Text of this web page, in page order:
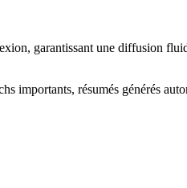
garantissant une diffusion
importants, résumés générés